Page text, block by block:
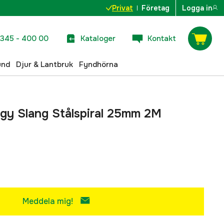
Privat Företag Logga in
- 400 00 Kataloger Kontakt
Djur & Lantbruk Fyndhörna
Slang Stålspiral 25mm 2M
Meddela mig!